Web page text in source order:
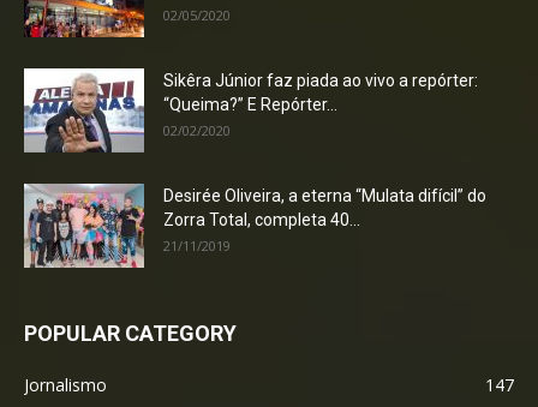
02/05/2020
Sikêra Júnior faz piada ao vivo a repórter:
“Queima?” E Repórter...
02/02/2020
Desirée Oliveira, a eterna “Mulata difícil” do
Zorra Total, completa 40...
21/11/2019
POPULAR CATEGORY
Jornalismo
147